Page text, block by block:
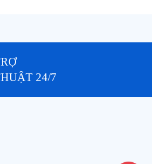
24/7